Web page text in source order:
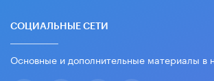
СОЦИАЛЬНЫЕ СЕТИ
Основные и дополнительные материалы в